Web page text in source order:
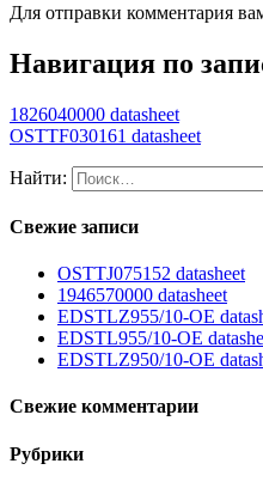
Для отправки комментария
Навигация по
1826040000 datasheet
OSTTF030161 datasheet
Найти:
Свежие записи
OSTTJ075152 datasheet
1946570000 datasheet
EDSTLZ955/10-OE
EDSTL955/10-OE
EDSTLZ950/10-OE
Свежие комментарии
Рубрики